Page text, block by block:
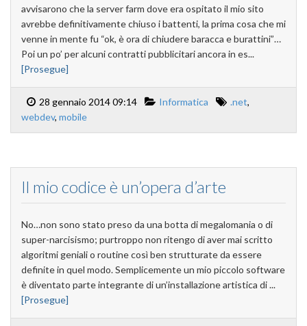
avvisarono che la server farm dove era ospitato il mio sito
avrebbe definitivamente chiuso i battenti, la prima cosa che mi
venne in mente fu “ok, è ora di chiudere baracca e burattini”…
Poi un po’ per alcuni contratti pubblicitari ancora in es...
[Prosegue]
28 gennaio 2014 09:14 Informatica .net,
webdev, mobile
Il mio codice è un’opera d’arte
No…non sono stato preso da una botta di megalomania o di
super-narcisismo; purtroppo non ritengo di aver mai scritto
algoritmi geniali o routine così ben strutturate da essere
definite in quel modo. Semplicemente un mio piccolo software
è diventato parte integrante di un’installazione artistica di ...
[Prosegue]